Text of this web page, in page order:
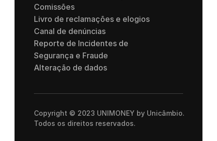
Comissões
Livro de reclamações e elogios
Canal de denúncias
Reporte de Incidentes de
Segurança e Fraude
Alteração de dados
Copyright © 2023 UNIMONEY by Unicâmbio.
Todos os direitos reservados.